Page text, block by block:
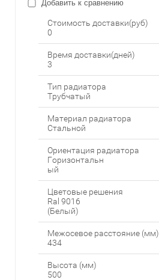
Добавить к сравнению
Стоимость доставки(руб)
0
Время доставки(дней)
3
Тип радиатора
Трубчатый
Материал радиатора
Стальной
Ориентация радиатора
Горизонтальн
ый
Цветовые решения
Ral 9016
(Белый)
Межосевое расстояние (мм)
434
Высота (мм)
500